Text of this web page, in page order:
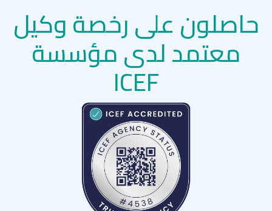
حاصلون على رخصة وكيل
معتمد لدى مؤسسة
ICEF